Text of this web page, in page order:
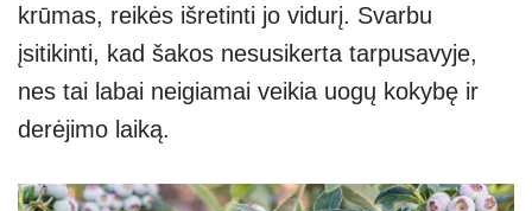
krūmas, reikės išretinti jo vidurį. Svarbu
įsitikinti, kad šakos nesusikerta tarpusavyje,
nes tai labai neigiamai veikia uogų kokybę ir
derėjimo laiką.